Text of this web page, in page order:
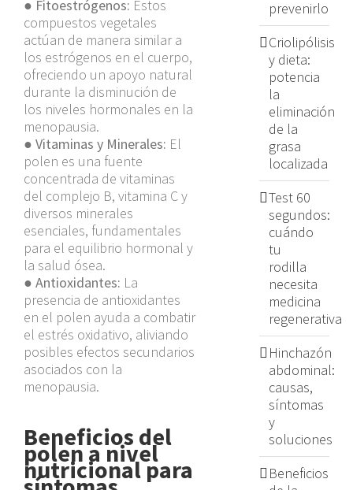
● Fitoestrógenos: Estos
compuestos vegetales
actúan de manera similar a
los estrógenos en el cuerpo,
ofreciendo un apoyo natural
durante la disminución de
los niveles hormonales en la
menopausia.
● Vitaminas y Minerales: El
polen es una fuente
concentrada de vitaminas
del complejo B, vitamina C y
diversos minerales
esenciales, fundamentales
para el equilibrio hormonal y
la salud ósea.
● Antioxidantes: La
presencia de antioxidantes
en el polen ayuda a combatir
el estrés oxidativo, aliviando
posibles efectos secundarios
asociados con la
menopausia.
Beneficios del
polen a nivel
nutricional para
prevenirlo
Criolipólisis
y dieta:
potencia
la
eliminación
de la
grasa
localizada
Test 60
segundos:
cuándo
tu
rodilla
necesita
medicina
regenerativa
Hinchazón
abdominal:
causas,
síntomas
y
soluciones
Beneficios